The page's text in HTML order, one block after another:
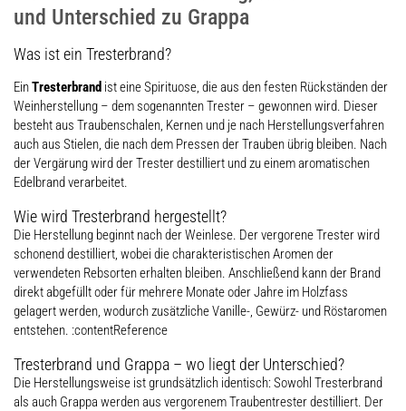
und Unterschied zu Grappa
Was ist ein Tresterbrand?
EinTresterbrand ist eine Spirituose, die aus den festen Rückständen der
Weinherstellung – dem sogenannten Trester – gewonnen wird. Dieser
besteht aus Traubenschalen, Kernen und je nach Herstellungsverfahren
auch aus Stielen, die nach dem Pressen der Trauben übrig bleiben. Nach
der Vergärung wird der Trester destilliert und zu einem aromatischen
Edelbrand verarbeitet.
Wie wird Tresterbrand hergestellt?
Die Herstellung beginnt nach der Weinlese. Der vergorene Trester wird
schonend destilliert, wobei die charakteristischen Aromen der
verwendeten Rebsorten erhalten bleiben. Anschließend kann der Brand
direkt abgefüllt oder für mehrere Monate oder Jahre im Holzfass
gelagert werden, wodurch zusätzliche Vanille-, Gewürz- und Röstaromen
entstehen. :contentReference
Tresterbrand und Grappa – wo liegt der Unterschied?
Die Herstellungsweise ist grundsätzlich identisch: Sowohl Tresterbrand
als auch Grappa werden aus vergorenem Traubentrester destilliert. Der